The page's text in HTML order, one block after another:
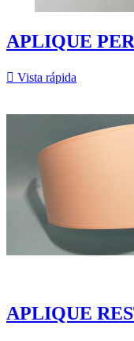
APLIQUE
 Vista rápida
APLIQUE